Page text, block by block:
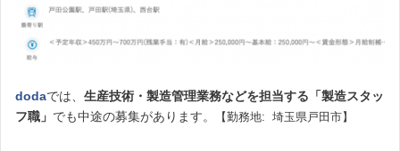
dodaでは、 生産技術・製造管理業務などを担当する「製造スタッ
フ職」 でも中途の募集があります。 【勤務地: 埼玉県戸田市】